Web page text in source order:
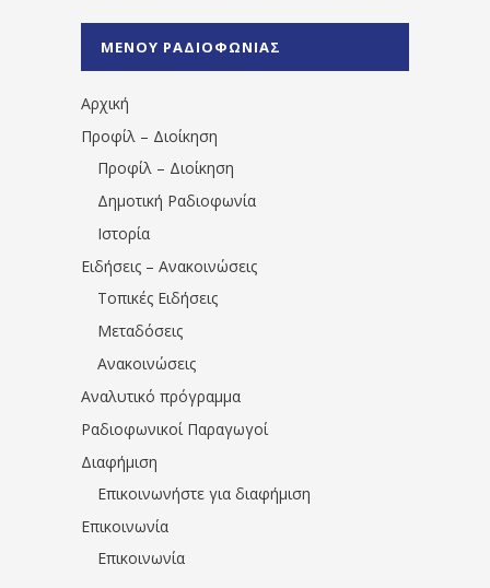
1531194763766854/" artist="" ]
ΜΕΝΟΥ ΡΑΔΙΟΦΩΝΙΑΣ
Αρχική
Προφίλ – Διοίκηση
Προφίλ – Διοίκηση
Δημοτική Ραδιοφωνία
Ιστορία
Ειδήσεις – Ανακοινώσεις
Τοπικές Ειδήσεις
Μεταδόσεις
Ανακοινώσεις
Αναλυτικό πρόγραμμα
Ραδιοφωνικοί Παραγωγοί
Διαφήμιση
Επικοινωνήστε για διαφήμιση
Επικοινωνία
Επικοινωνία